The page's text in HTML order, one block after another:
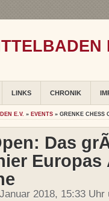
LINKS CHRONIK
E.V. » EVENTS » GRENKE CHESS
Das
2018, 15:33